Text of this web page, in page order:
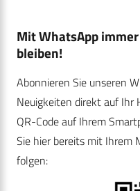
Mit WhatsApp
bleiben!
Abonnieren Sie unseren
Neuigkeiten direkt auf Ihr
QR-Code auf Ihrem
Sie hier bereits mit Ihrem
folgen: